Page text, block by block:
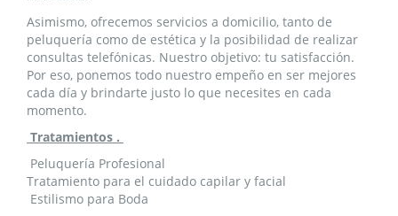
Asimismo, ofrecemos servicios a domicilio, tanto de
peluquería como de estética y la posibilidad de realizar
consultas telefónicas. Nuestro objetivo: tu satisfacción.
Por eso, ponemos todo nuestro empeño en ser mejores
cada día y brindarte justo lo que necesites en cada
momento.
Tratamientos .
Peluquería Profesional
Tratamiento para el cuidado capilar y facial
Estilismo para Boda